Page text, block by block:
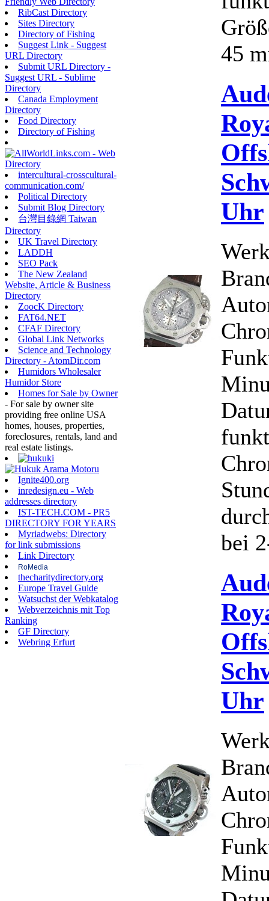
RibCast Directory
Sites Directory
Directory of Fishing
Suggest Link - Suggest
URL Directory
Submit URL Directory -
Suggest URL - Sublime
Directory
Canada Employment
Directory
Food Directory
Directory of Fishing
intercultural-crosscultural-
communication.com/
Political Directory
Submit Blog Directory
台灣目錄網 Taiwan
Directory
UK Travel Directory
LADDH
SEO Pack
The New Zealand
Website, Article & Business
Directory
ZoocK Directory
FAT64.NET
CFAF Directory
Global Link Networks
Science and Technology
Directory - AtomDir.com
Humidors Wholesaler
Humidor Store
Homes for Sale by Owner
- For sale by owner site
providing free online USA
homes, houses, properties,
foreclosures, rentals, land and
real estate listings.
Ignite400.org
inredesign.eu - Web
addresses directory
IST-TECH.COM - PR5
DIRECTORY FOR YEARS
Myriadwebs: Directory
for link submissions
Link Directory
RoMedia
thecharitydirectory.org
Europe Travel Guide
Watsuchst der Webkatalog
Webverzeichnis mit Top
Ranking
GF Directory
Webring Erfurt
45
Uhr
bei
Uhr